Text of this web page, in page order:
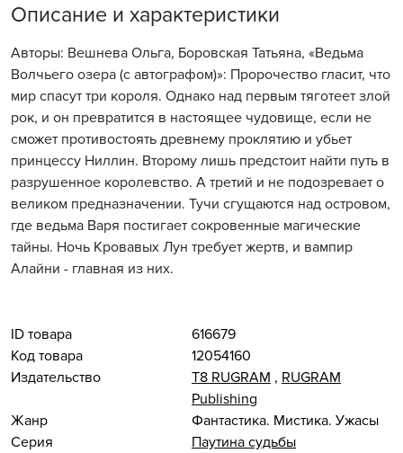
Описание и характеристики
Авторы: Вешнева Ольга, Боровская Татьяна, «Ведьма
Волчьего озера (с автографом)»: Пророчество гласит, что
мир спасут три короля. Однако над первым тяготеет злой
рок, и он превратится в настоящее чудовище, если не
сможет противостоять древнему проклятию и убьет
принцессу Ниллин. Второму лишь предстоит найти путь в
разрушенное королевство. А третий и не подозревает о
великом предназначении. Тучи сгущаются над островом,
где ведьма Варя постигает сокровенные магические
тайны. Ночь Кровавых Лун требует жертв, и вампир
Алайни - главная из них.
ID товара
616679
Код товара
12054160
Издательство
Т8 RUGRAM , RUGRAM
Publishing
Жанр
Фантастика. Мистика. Ужасы
Серия
Паутина судьбы